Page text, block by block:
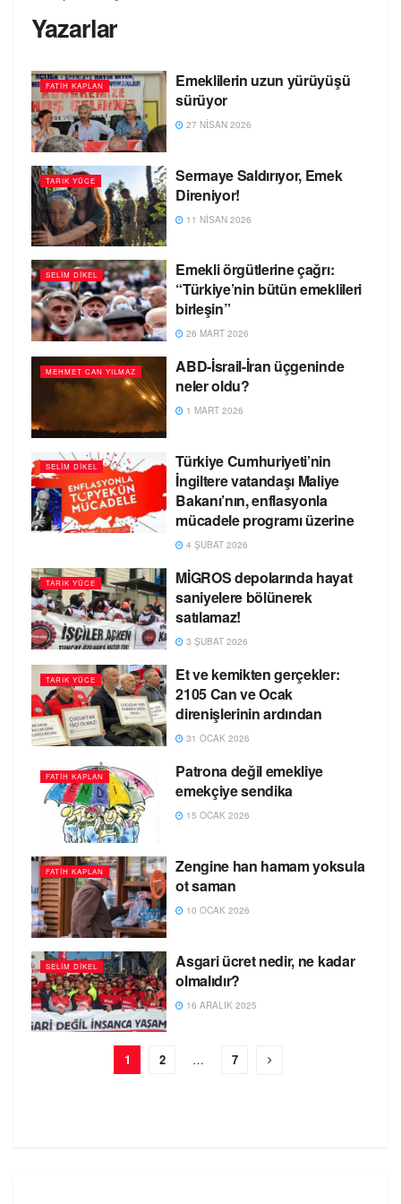
Yazarlar
FATIH KAPLAN
Emeklilerin uzun yürüyüşü
sürüyor
27 NISAN 2026
TARIK YÜCE
Sermaye Saldırıyor, Emek
Direniyor!
11 NISAN 2026
SELIM DIKEL
Emekli örgütlerine çağrı:
“Türkiye’nin bütün emeklileri
birleşin”
26 MART 2026
MEHMET CAN YILMAZ
ABD-İsrail-İran üçgeninde
neler oldu?
1 MART 2026
SELIM DIKEL
Türkiye Cumhuriyeti’nin
İngiltere vatandaşı Maliye
Bakanı’nın, enflasyonla
mücadele programı üzerine
4 ŞUBAT 2026
TARIK YÜCE
MİGROS depolarında hayat
saniyelere bölünerek
satılamaz!
3 ŞUBAT 2026
TARIK YÜCE
Et ve kemikten gerçekler:
2105 Can ve Ocak
direnişlerinin ardından
31 OCAK 2026
FATIH KAPLAN
Patrona değil emekliye
emekçiye sendika
15 OCAK 2026
FATIH KAPLAN
Zengine han hamam yoksula
ot saman
10 OCAK 2026
SELIM DIKEL
Asgari ücret nedir, ne kadar
olmalıdır?
16 ARALIK 2025
1 2 … 7